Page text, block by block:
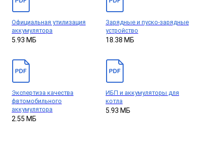
Официальная утилизация
аккумулятора
5.93 МБ
Зарядные и пуско-зарядные
устройство
18.38 МБ
Экспертиза качества
фвтомобильного
аккумулятора
2.55 МБ
ИБП и аккумуляторы для
котла
5.93 МБ